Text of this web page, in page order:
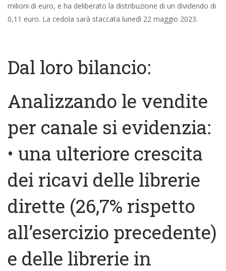
milioni di euro, e ha deliberato la distribuzione di un dividendo di
0,11 euro. La cedola sarà staccata lunedì 22 maggio 2023.
Dal loro bilancio:
Analizzando le vendite
per canale si evidenzia:
• una ulteriore crescita
dei ricavi delle librerie
dirette (26,7% rispetto
all’esercizio precedente)
e delle librerie in